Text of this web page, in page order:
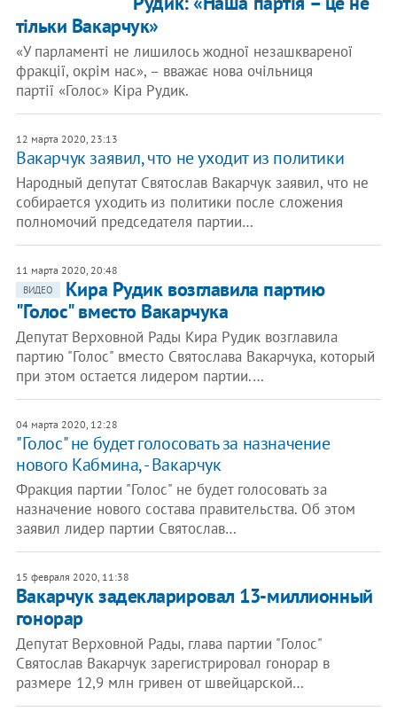
тільки Вакарчук»
«У парламенті не лишилось жодної незашквареної
фракції, окрім нас», – вважає нова очільниця
партії «Голос» Кіра Рудик.
12 марта 2020, 23:13
Вакарчук заявил, что не уходит из политики
Народный депутат Святослав Вакарчук заявил, что не
собирается уходить из политики после сложения
полномочий председателя партии…
11 марта 2020, 20:48
ВИДЕО
Кира Рудик возглавила партию
"Голос" вместо Вакарчука
Депутат Верховной Рады Кира Рудик возглавила
партию "Голос" вместо Святослава Вакарчука, который
при этом остается лидером партии.…
04 марта 2020, 12:28
"Голос" не будет голосовать за назначение
нового Кабмина, - Вакарчук
Фракция партии "Голос" не будет голосовать за
назначение нового состава правительства. Об этом
заявил лидер партии Святослав…
15 февраля 2020, 11:38
Вакарчук задекларировал 13-миллионный
гонорар
Депутат Верховной Рады, глава партии "Голос"
Святослав Вакарчук зарегистрировал гонорар в
размере 12,9 млн гривен от швейцарской…